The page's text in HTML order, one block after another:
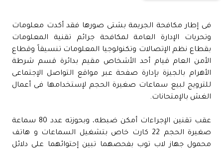
فى إطار مكافحة الجريمة بشتى صورها فقد أكدت معلومات
وتحريات الإدارة العامة لمكافحة جرائم تقنية المعلومات
بقطاع نظم الإتصالات وتكنولوجيا المعلومات تنسيقاً وقطاع
الأمن العام قيام أحد الأشخاص مقيم بدائرة قسم شرطة
الأهرام بالجيزة بإدارة صفحة عبر مواقع التواصل الإجتماعى
للترويج لبيع سماعات صغيرة الحجم لإستخدامها فى أعمال
الغش بالإمتحانات.
عقب تقنين الإجراءات أمكن ضبطه، وبحوزته عدد 80 سماعة
صغيرة الحجم 22 كارت خاص بتشغيل السماعات و هاتف
محمول جهاز لاب توب بفحصهما تبين إحتوائهما على دلائل